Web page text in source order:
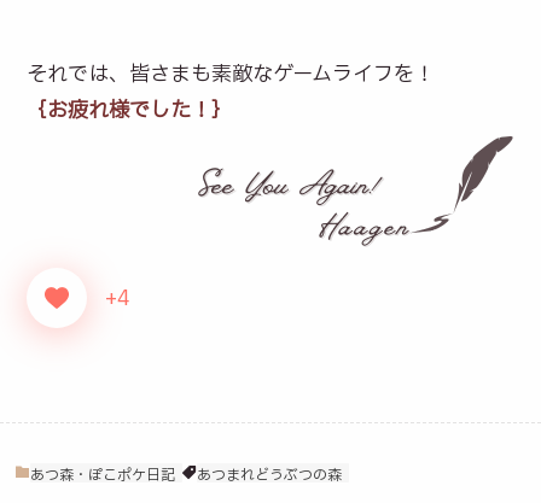
それでは、皆さまも素敵なゲームライフを！
｛お疲れ様でした！｝
+4
あつ森・ぽこポケ日記 あつまれどうぶつの森